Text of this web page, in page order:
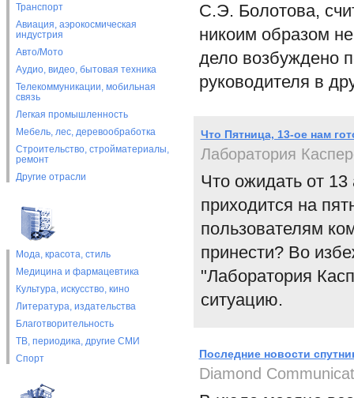
Транспорт
Авиация, аэрокосмическая
индустрия
Авто/Мото
Аудио, видео, бытовая техника
Телекоммуникации, мобильная
связь
Легкая промышленность
Мебель, лес, деревообработка
Строительство, стройматериалы,
ремонт
Другие отрасли
Мода, красота, стиль
Медицина и фармацевтика
Культура, искусство, кино
Литература, издательства
Благотворительность
ТВ, периодика, другие СМИ
Спорт
С.Э. Болотова,
никоим образом
дело возбуждено
руководителя в
Что Пятница, 13-ое нам
Лаборатория
Что ожидать от 13
приходится на
пользователям
принести? Во
"Лаборатория
ситуацию.
Последние новости
Diamond